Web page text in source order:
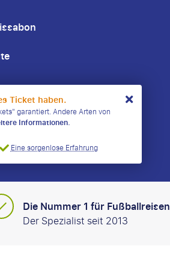
Ticket haben.
garantiert. Andere Arten von
Informationen.
Eine sorgenlose Erfahrung
Die Nummer 1 für Fußballreisen
Der Spezialist seit 2013